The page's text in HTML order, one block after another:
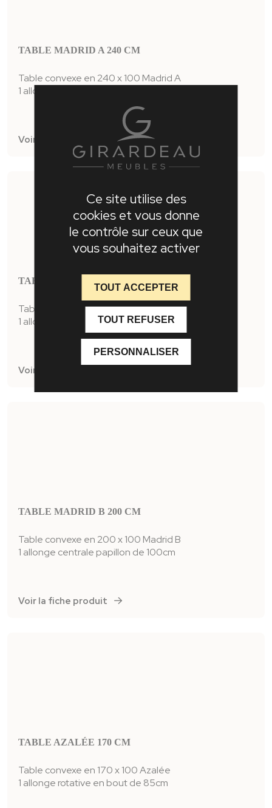
TABLE MADRID A 240 CM
Table convexe en 240 x 100 Madrid A
1 allonge centrale papillon de 140cm
Voir la fiche produit
TABLE MADRID B 160 CM
Table convexe en 160 x 100 Madrid B
1 allonge centrale papillon de 80cm
Voir la fiche produit
TABLE MADRID B 200 CM
Table convexe en 200 x 100 Madrid B
1 allonge centrale papillon de 100cm
Voir la fiche produit
TABLE AZALÉE 170 CM
Table convexe en 170 x 100 Azalée
1 allonge rotative en bout de 85cm
Ce site utilise des
cookies et vous donne
le contrôle sur ceux que
vous souhaitez activer
TOUT ACCEPTER
TOUT REFUSER
PERSONNALISER